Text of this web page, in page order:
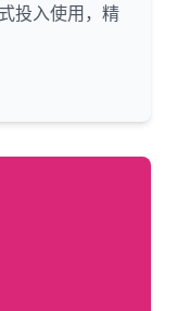
投入使用，精